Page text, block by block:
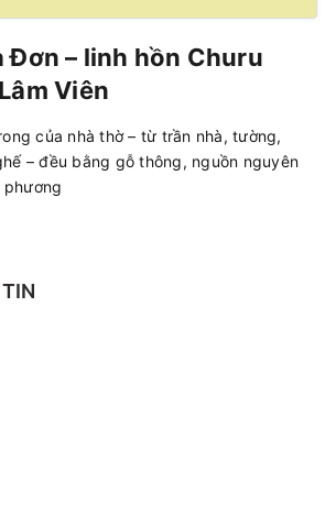
Đơn – linh hồn Churu
Viên
của nhà thờ – từ trần nhà, tường,
– đều bằng gỗ thông, nguồn nguyên
phương